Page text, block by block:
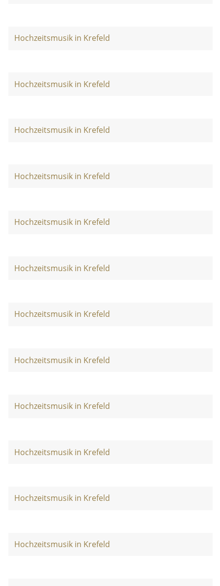
Hochzeitsmusik in Krefeld
Hochzeitsmusik in Krefeld
Hochzeitsmusik in Krefeld
Hochzeitsmusik in Krefeld
Hochzeitsmusik in Krefeld
Hochzeitsmusik in Krefeld
Hochzeitsmusik in Krefeld
Hochzeitsmusik in Krefeld
Hochzeitsmusik in Krefeld
Hochzeitsmusik in Krefeld
Hochzeitsmusik in Krefeld
Hochzeitsmusik in Krefeld